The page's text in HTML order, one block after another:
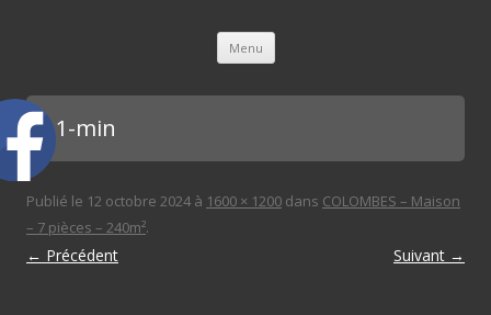
Menu Aller au contenu principal
ch 1-min
Publié le 12 octobre 2024 à 1600 × 1200 dans COLOMBES – Maison
– 7 pièces – 240m².
← Précédent Suivant →